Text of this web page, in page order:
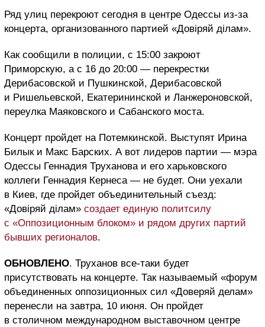
Ряд улиц перекроют сегодня в центре Одессы из-за
концерта, организованного партией «Довіряй ділам».
Как сообщили в полиции, с 15:00 закроют
Приморскую, а с 16 до 20:00 — перекрестки
Дерибасовской и Пушкинской, Дерибасовской
и Ришельевской, Екатерининской и Ланжероновской,
переулка Маяковского и Сабанского моста.
Концерт пройдет на Потемкинской. Выступят Ирина
Билык и Макс Барских. А вот лидеров партии — мэра
Одессы Геннадия Труханова и его харьковского
коллеги Геннадия Кернеса — не будет. Они уехали
в Киев, где пройдет объединительный съезд:
«Довіряй ділам» создает единую политсилу
с «Оппозиционным блоком» и рядом других партий
бывших регионалов.
ОБНОВЛЕНО. Труханов все-таки будет
присутствовать на концерте. Так называемый «форум
объединенных оппозиционных сил «Доверяй делам»
перенесли на завтра, 10 июня. Он пройдет
в столичном международном выставочном центре